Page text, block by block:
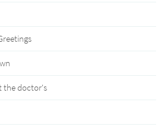
the doctor's